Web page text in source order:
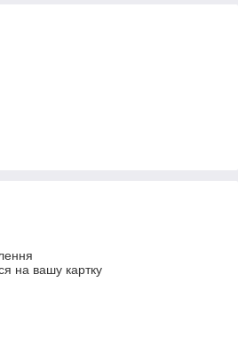
на вашу картку